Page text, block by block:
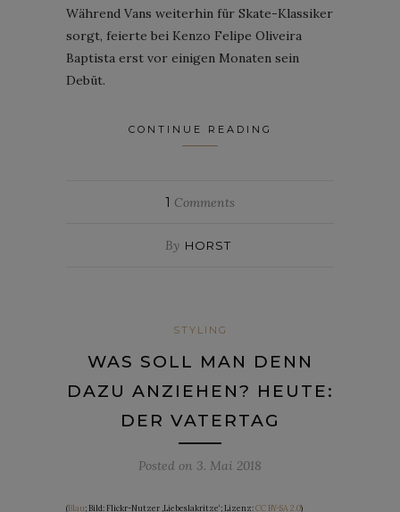
Während Vans weiterhin für Skate-Klassiker
sorgt, feierte bei Kenzo Felipe Oliveira
Baptista erst vor einigen Monaten sein
Debüt.
CONTINUE READING
1 Comments
By HORST
STYLING
WAS SOLL MAN DENN
DAZU ANZIEHEN? HEUTE:
DER VATERTAG
Posted on 3. Mai 2018
(Blau; Bild: Flickr-Nutzer ‚Liebeslakritze‘; Lizenz:CC BY-SA 2.0)